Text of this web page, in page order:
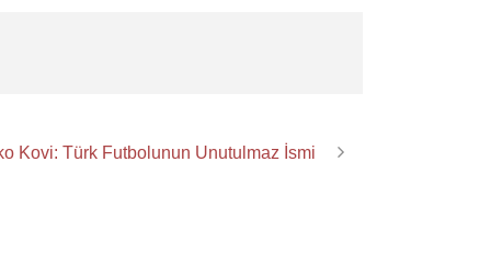
Kovi: Türk Futbolunun Unutulmaz İsmi